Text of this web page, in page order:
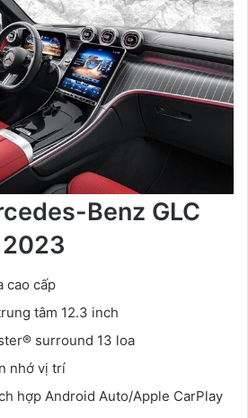
Benz GLC
cao cấp
tâm 12.3 inch
surround 13 loa
nhớ vị trí
hợp Android Auto/Apple CarPlay